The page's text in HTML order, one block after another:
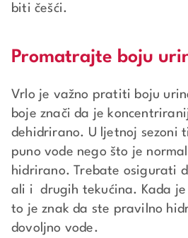
biti češći.
Promatrajte boju
Vrlo je važno pratiti boju
boje znači da je
dehidrirano. U ljetnoj sezoni
puno vode nego što je
hidrirano. Trebate osigurati
ali i drugih tekućina. Kada
to je znak da ste pravilno
dovoljno vode.